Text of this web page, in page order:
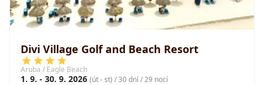
Divi Village Golf and Beach Resort
Aruba / Eagle Beach
1. 9. - 30. 9. 2026 (út - st) / 30 dní / 29 nocí